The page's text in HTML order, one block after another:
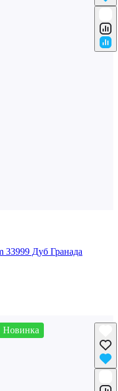
33999 Дуб Гранада
Новинка